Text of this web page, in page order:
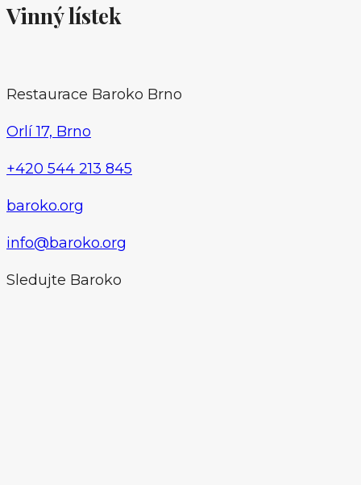
Vinný lístek
bar
Baroko
Restaurace Baroko Brno
Orlí 17, Brno
+420 544 213 845
baroko.org
info@baroko.org
Sledujte Baroko